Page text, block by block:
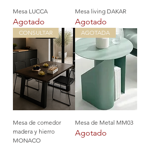
Mesa LUCCA
Agotado
Mesa living DAKAR
Agotado
CONSULTAR
Mesa de comedor
madera y hierro
MONACO
AGOTADA
Mesa de Metal MM03
Agotado